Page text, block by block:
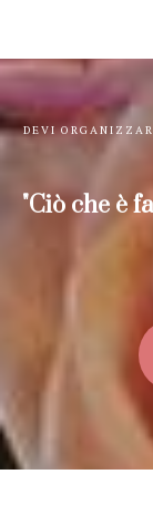
"Ciò che è
DEVI